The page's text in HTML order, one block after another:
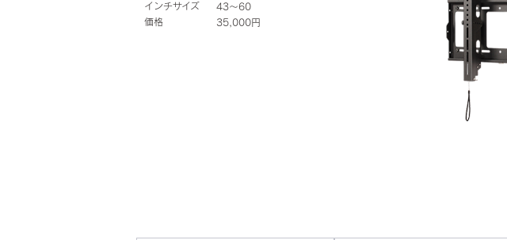
インチサイズ
43～60
価格
35,000円